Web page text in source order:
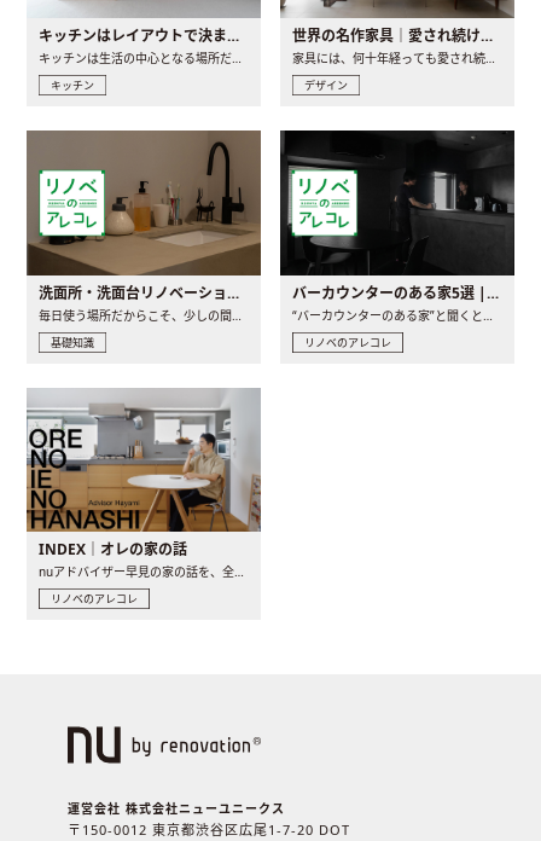
キッチンはレイアウトで決まる。後悔しないための考え方と選び方
キッチンは生活の中心となる場所だからこそ、家の中のどこに置..
キッチン
世界の名作家具｜愛され続ける理由と一生モノとの出会い方
家具には、何十年経っても愛され続ける「名作」と呼ばれるもの..
デザイン
洗面所・洗面台リノベーションの事例と間取りアイデア
毎日使う場所だからこそ、少しの間取りの工夫や素材の選び方で..
基礎知識
バーカウンターのある家5選 | 日常に馴染む“距離の近い”キッチンとは
“バーカウンターのある家”と聞くと、少し特別な、大人のための..
リノベのアレコレ
INDEX｜オレの家の話
nuアドバイザー早見の家の話を、全4話でお届け。リノベーションを..
リノベのアレコレ
運営会社 株式会社ニューユニークス
〒150-0012 東京都渋谷区広尾1-7-20 DOT